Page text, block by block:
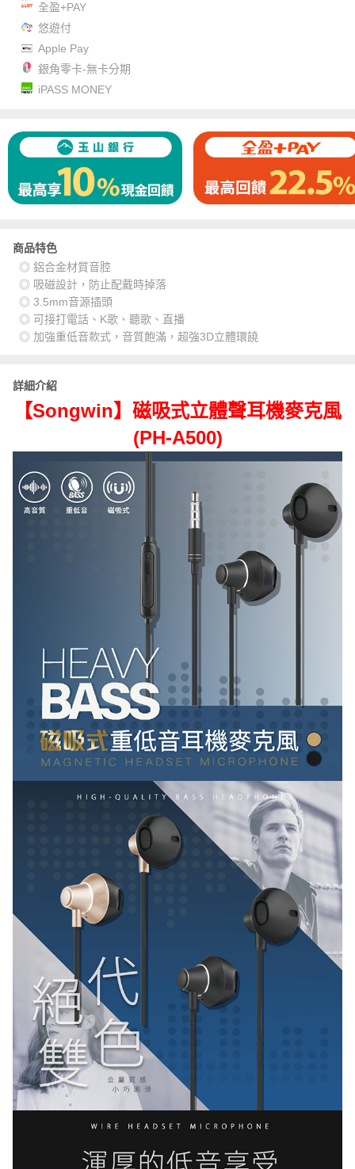
全盈+PAY
悠遊付
Apple Pay
銀角零卡-無卡分期
iPASS MONEY
商品特色
◎ 鋁合金材質音腔
◎ 吸磁設計，防止配戴時掉落
◎ 3.5mm音源插頭
◎ 可接打電話、K歌、聽歌、直播
◎ 加強重低音款式，音質飽滿，超強3D立體環饒
詳細介紹
【Songwin】磁吸式立體聲耳機麥克風
(PH-A500)